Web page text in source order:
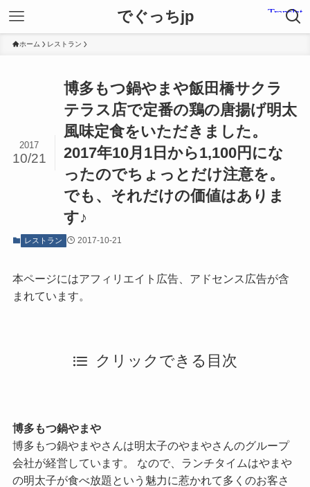
でぐっちjp
ホーム レストラン
博多もつ鍋やまや飯田橋サクラ
テラス店で定番の鶏の唐揚げ明太
風味定食をいただきました。
2017年10月1日から1,100円にな
ったのでちょっとだけ注意を。
でも、それだけの価値はありま
す♪
2017
10/21
レストラン 2017-10-21
本ページにはアフィリエイト広告、アドセンス広告が含
まれています。
クリックできる目次
博多もつ鍋やまや
博多もつ鍋やまやさんは明太子のやまやさんのグループ
会社が経営しています。 なので、ランチタイムはやまや
の明太子が食べ放題という魅力に惹かれて多くのお客さ